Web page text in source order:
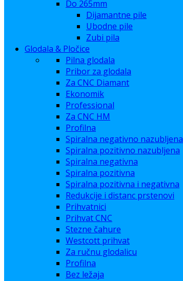
Do 265mm
Dijamantne pile
Ubodne pile
Zubi pila
Glodala & Pločice
Pilna glodala
Pribor za glodala
Za CNC Diamant
Ekonomik
Professional
Za CNC HM
Profilna
Spiralna negativno nazubljena
Spiralna pozitivno nazubljena
Spiralna negativna
Spiralna pozitivna
Spiralna pozitivna i negativna
Redukcije i distanc prstenovi
Prihvatnici
Prihvat CNC
Stezne čahure
Westcott prihvat
Za ručnu glodalicu
Profilna
Bez ležaja